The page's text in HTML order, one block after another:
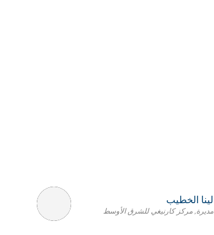
لينا الخطيب
مديرة, مركز كارنيغي للشرق الأوسط